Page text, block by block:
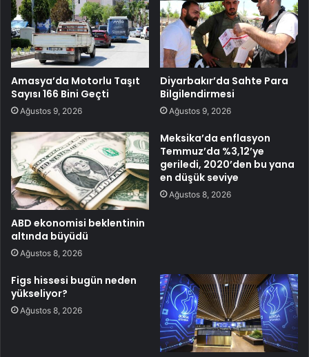
Amasya’da Motorlu Taşıt
Sayısı 166 Bini Geçti
Ağustos 9, 2026
Diyarbakır’da Sahte Para
Bilgilendirmesi
Ağustos 9, 2026
ABD ekonomisi beklentinin
altında büyüdü
Ağustos 8, 2026
Meksika’da enflasyon
Temmuz’da %3,12’ye
geriledi, 2020’den bu yana
en düşük seviye
Ağustos 8, 2026
Figs hissesi bugün neden
yükseliyor?
Ağustos 8, 2026